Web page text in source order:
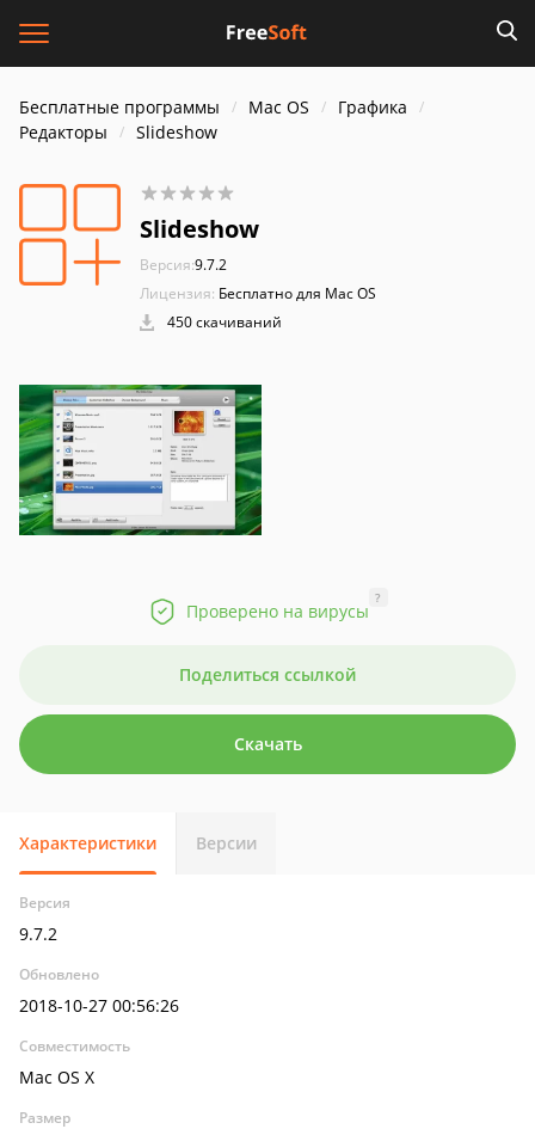
Бесплатные программы Mac OS
Графика
Редакторы
Slideshow
Slideshow
Версия:9.7.2
Лицензия: Бесплатно для Mac OS
450 скачиваний
Проверено на вирусы
?
Поделиться ссылкой
Скачать
Характеристики Версии
Версия
9.7.2
Обновлено
2018-10-27 00:56:26
Совместимость
Mac OS X
Размер